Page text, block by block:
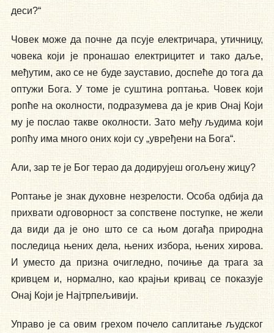
деси?“
Човек може да почне да псује електричара, утичницу,
човека који је пронашао електрицитет и тако даље,
међутим, ако се не буде зауставио, доспеће до тога да
оптужи Бога. У томе је суштина роптања. Човек који
ропће на околности, подразумева да је крив Онај Који
му је послао такве околности. Зато међу људима који
ропћу има много оних који су „увређени на Бога“.
Али, зар те је Бог терао да додирујеш огољену жицу?
Роптање је знак духовне незрелости. Особа одбија да
прихвати одговорност за сопствене поступке, не жели
да види да је оно што се са њом догађа природна
последица њених дела, њених избора, њених хирова.
И уместо да призна очигледно, почиње да трага за
кривцем и, нормално, као крајњи кривац се показује
Онај Који је Најтрпељивији.
Управо је са овим грехом почело саплитање људског